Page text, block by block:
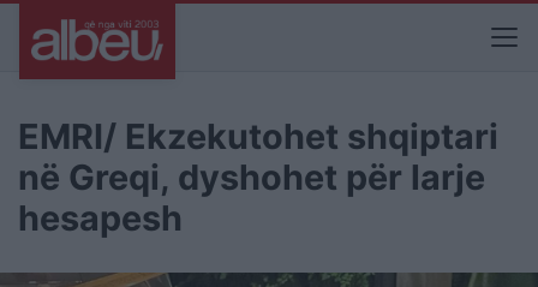
EMRI/ Ekzekutohet shqiptari
në Greqi, dyshohet për larje
hesapesh